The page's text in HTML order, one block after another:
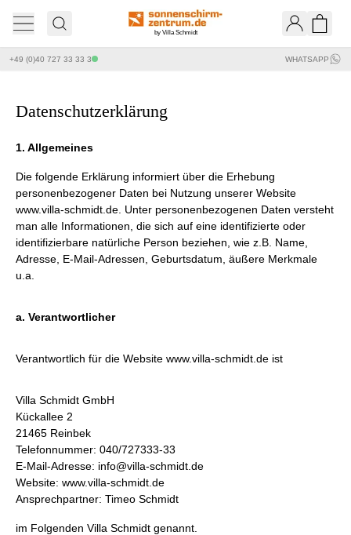
by Villa Schmidt
+49 (0)40 727 33 33 3 WHATSAPP
Datenschutzerklärung
1. Allgemeines
Die folgende Erklärung informiert über die Erhebung
personenbezogener Daten bei Nutzung unserer Website
www.villa-schmidt.de . Unter personenbezogenen Daten versteht
man alle Informationen, die sich auf eine identifizierte oder
identifizierbare natürliche Person beziehen, wie z.B. Name,
Adresse, E-Mail-Adressen, Geburtsdatum, äußere Merkmale
u.a.
a. Verantwortlicher
Verantwortlich für die Website www.villa-schmidt.de ist
Villa Schmidt GmbH
Kückallee 2
21465 Reinbek
Telefonnummer: 040/727333-33
E-Mail-Adresse: info@villa-schmidt.de
Website: www.villa-schmidt.de
Ansprechpartner: Timeo Schmidt
im Folgenden Villa Schmidt genannt.